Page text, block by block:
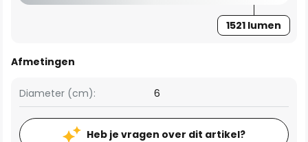
1521 lumen
Afmetingen
Diameter (cm): 6
Heb je vragen over dit artikel?